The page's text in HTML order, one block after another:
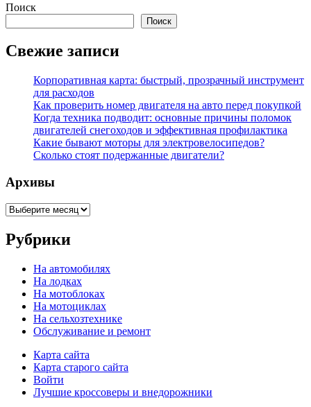
Поиск
Поиск
Свежие записи
Корпоративная карта: быстрый, прозрачный инструмент
для расходов
Как проверить номер двигателя на авто перед покупкой
Когда техника подводит: основные причины поломок
двигателей снегоходов и эффективная профилактика
Какие бывают моторы для электровелосипедов?
Сколько стоят подержанные двигатели?
Архивы
Архивы
Рубрики
На автомобилях
На лодках
На мотоблоках
На мотоциклах
На сельхозтехнике
Обслуживание и ремонт
Карта сайта
Карта старого сайта
Войти
Лучшие кроссоверы и внедорожники